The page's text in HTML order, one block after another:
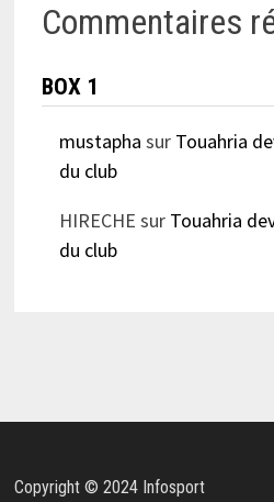
Commentaires
BOX 1
mustapha sur Touahria
du club
HIRECHE sur Touahria
du club
Copyright © 2024 Infosport